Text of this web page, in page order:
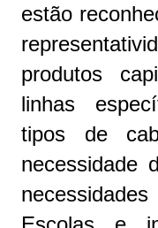
estão
produtos
linhas
tipos de
necessidade